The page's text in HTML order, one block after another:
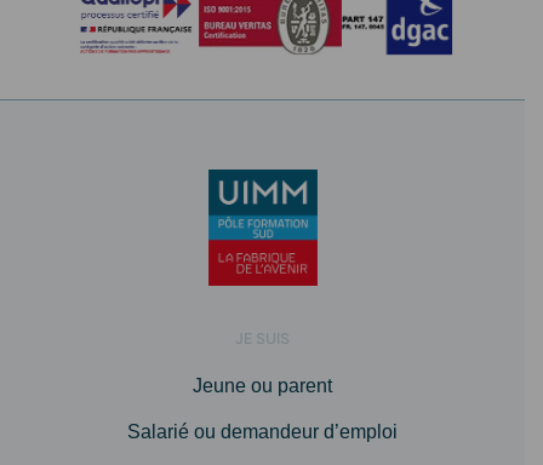
JE SUIS
Jeune ou parent
Salarié ou demandeur d’emploi